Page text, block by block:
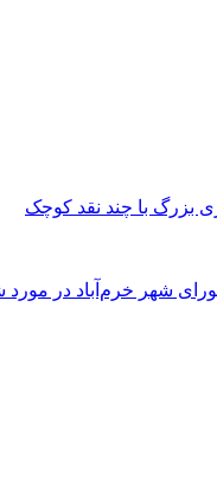
شهر خرم‌آباد در